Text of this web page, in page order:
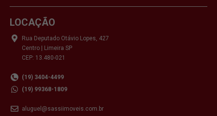
LOCAÇÃO
Rua Deputado Otávio Lopes, 427
Centro | Limeira SP
CEP: 13.480-021
(19) 3404-4499
(19) 99368-1809
aluguel@sassiimoveis.com.br